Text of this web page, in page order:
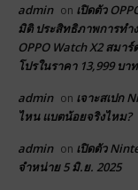
admin on เปิดตัว
มิติ ประสิทธิภาพการทำ
OPPO Watch X2 สม
โปรในราคา 13,999 บาท
admin on เจาะสเปก
ไหน แบตน้อยจริงไหม?
admin on เปิดตัว
จำหน่าย 5 มิ.ย. 2025